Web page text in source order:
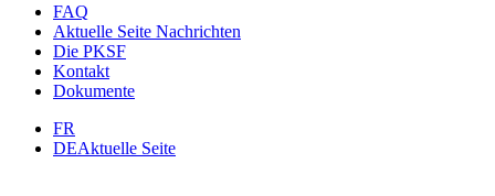
FAQ
Aktuelle Seite Nachrichten
Die PKSF
Kontakt
Dokumente
FR
DEAktuelle Seite